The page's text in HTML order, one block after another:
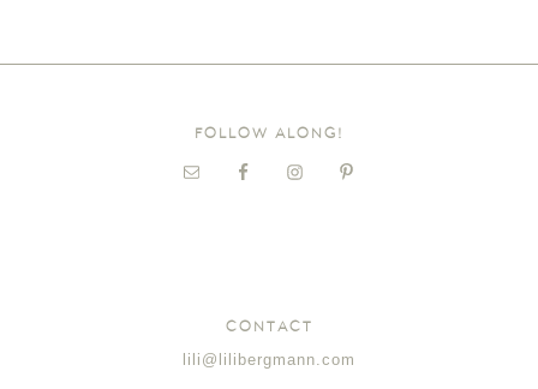
FOLLOW ALONG!
CONTACT
lili@lilibergmann.com